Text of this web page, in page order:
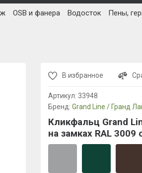
OSB и фанера Водосток Пены,
В избранное
Артикул: 33948
Бренд: Grand Line / Гранд
Кликфальц Grand
на замках RAL